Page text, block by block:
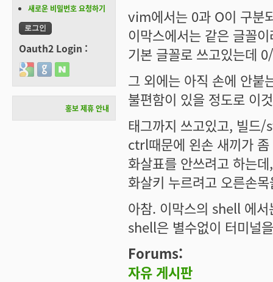
vim에서는 0과 O이 구분
이막스에서는 같은 글꼴
기본 글꼴로 쓰고있는데
그 외에는 아직 손에 안붙
불편함이 있을 정도로 이
태그까지 쓰고있고, 빌드
ctrl때문에 왼손 새끼가
화살표를 안쓰려고 하는
화살키 누르려고 오른손
아참. 이막스의 shell 에
shell은 별수없이 터미널
Forums:
자유 게시판
새로운 비밀번호 요청하기
Oauth2 Login :
Login with Google
Login with GitHub
Login with Naver
홍보 제휴 안내